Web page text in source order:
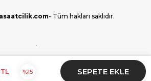
- Tüm hakları saklıdır.
15